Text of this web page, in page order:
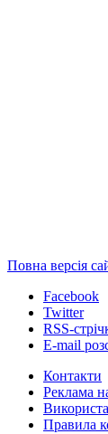
Повна версія
Facebook
Twitter
RSS-
E-mail
Контакти
Реклама
Правила